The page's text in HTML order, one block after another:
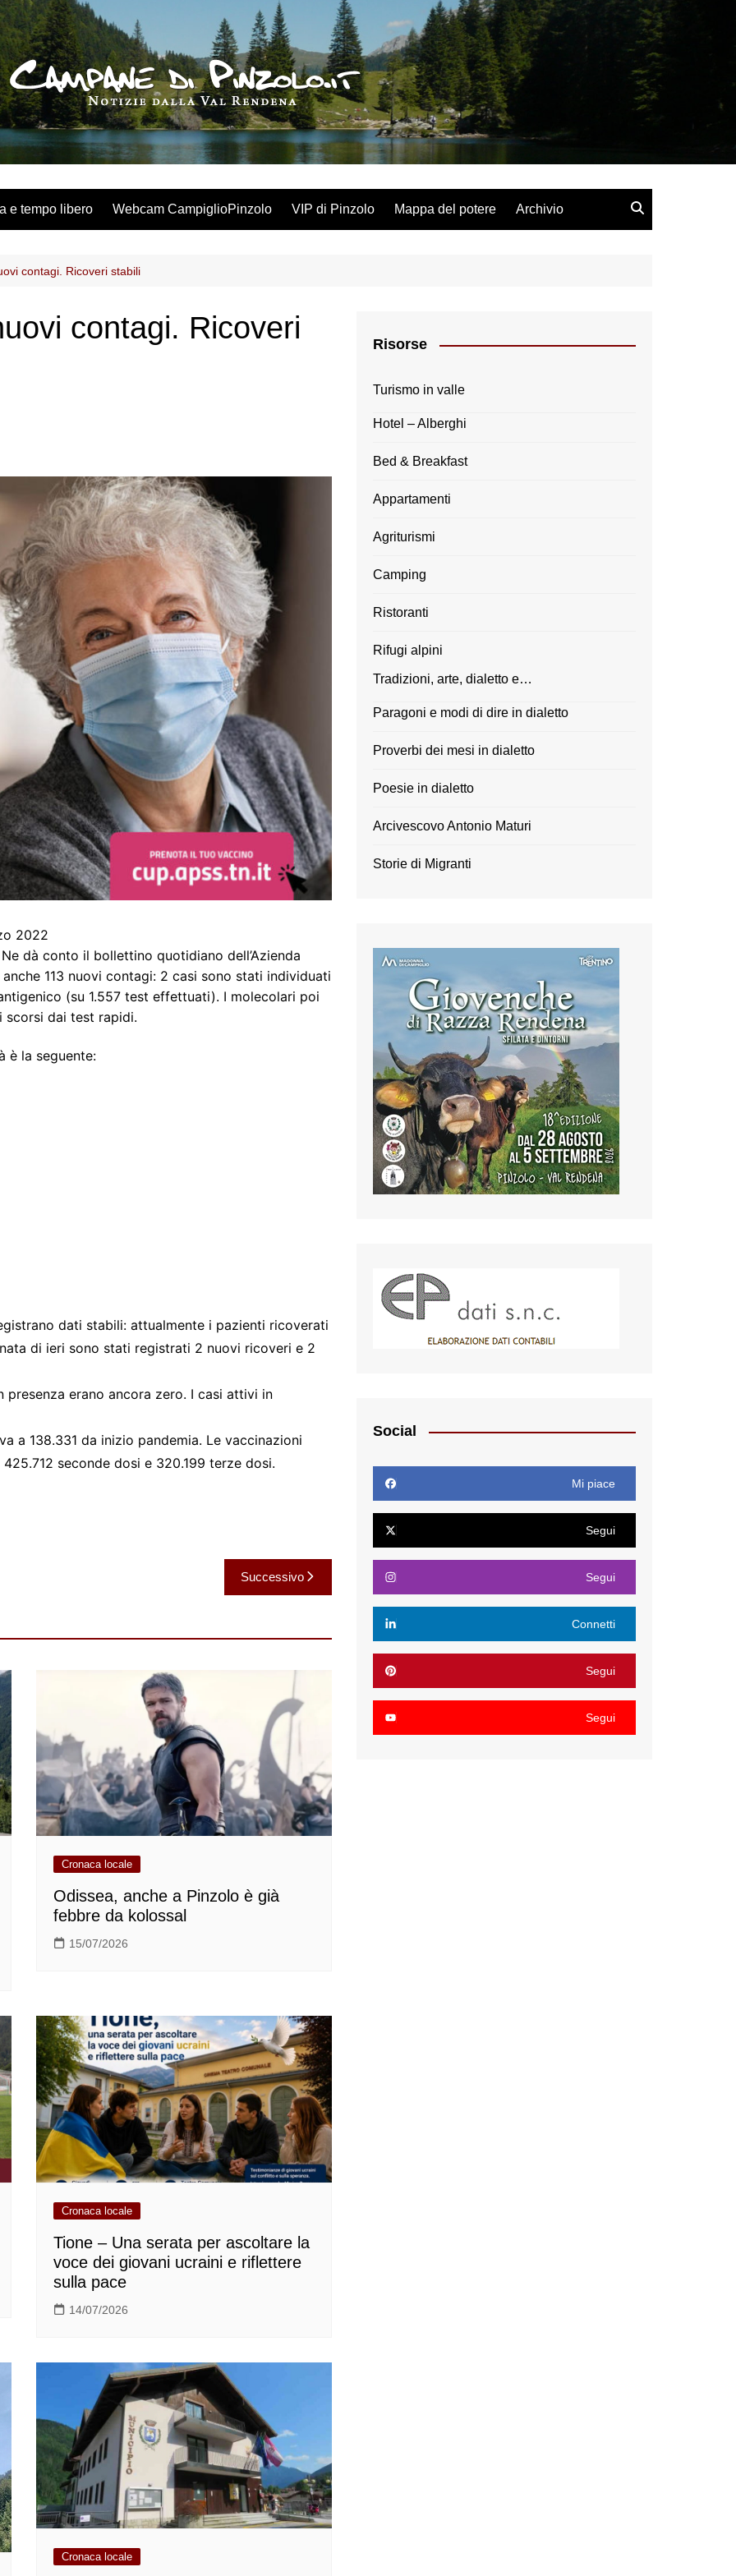
e tempo libero Webcam CampiglioPinzolo VIP di Pinzolo Mappa del potere Archivio
contagi. Ricoveri stabili
contagi. Ricoveri
2022
dà conto il bollettino quotidiano dell’Azienda
113 nuovi contagi: 2 casi sono stati individuati
(su 1.557 test effettuati). I molecolari poi
dai test rapidi.
è la seguente:
dati stabili: attualmente i pazienti ricoverati
di ieri sono stati registrati 2 nuovi ricoveri e 2
erano ancora zero. I casi attivi in
a 138.331 da inizio pandemia. Le vaccinazioni
seconde dosi e 320.199 terze dosi.
Successivo
Cronaca locale
Odissea, anche a Pinzolo è già
febbre da kolossal
15/07/2026
Cronaca locale
Tione – Una serata per ascoltare la
voce dei giovani ucraini e riflettere
sulla pace
14/07/2026
Cronaca locale
Risorse
Turismo in valle
Hotel – Alberghi
Bed & Breakfast
Appartamenti
Agriturismi
Camping
Ristoranti
Rifugi alpini
Tradizioni, arte, dialetto e…
Paragoni e modi di dire in dialetto
Proverbi dei mesi in dialetto
Poesie in dialetto
Arcivescovo Antonio Maturi
Storie di Migranti
Social
Mi piace
Segui
Segui
Connetti
Segui
Segui